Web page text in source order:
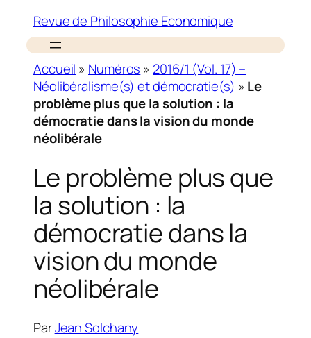
Revue de Philosophie Economique
Accueil » Numéros » 2016/1 (Vol. 17) –
Néolibéralisme(s) et démocratie(s) » Le
problème plus que la solution : la
démocratie dans la vision du monde
néolibérale
Le problème plus que
la solution : la
démocratie dans la
vision du monde
néolibérale
ParJean Solchany